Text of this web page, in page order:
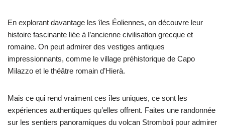
En explorant davantage les îles Éoliennes, on découvre leur
histoire fascinante liée à l’ancienne civilisation grecque et
romaine. On peut admirer des vestiges antiques
impressionnants, comme le village préhistorique de Capo
Milazzo et le théâtre romain d’Hierà.
Mais ce qui rend vraiment ces îles uniques, ce sont les
expériences authentiques qu’elles offrent. Faites une randonnée
sur les sentiers panoramiques du volcan Stromboli pour admirer